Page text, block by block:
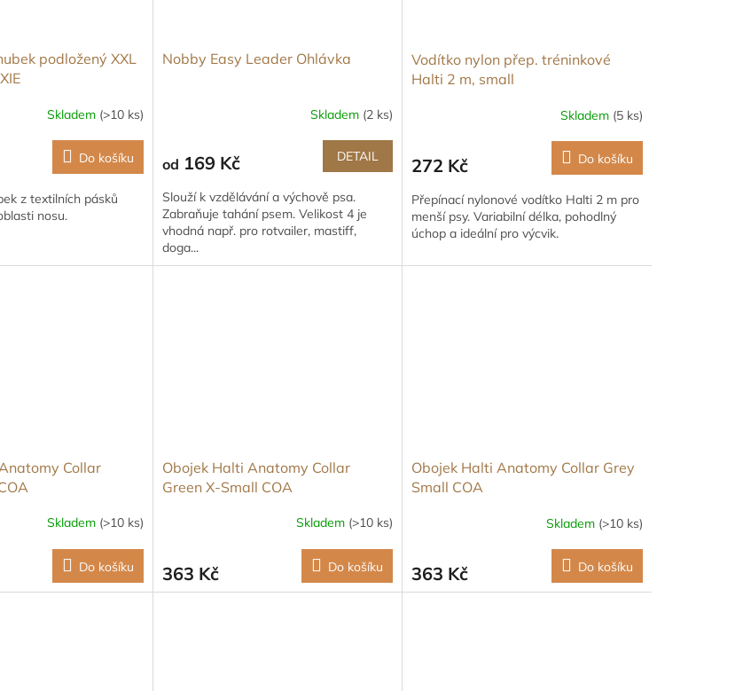
podložený XXL
Skladem (>10 ks)
Do košíku
z textilních pásků
nosu.
Nobby Easy Leader Ohlávka
Skladem (2 ks)
od 169 Kč DETAIL
Slouží k vzdělávání a výchově psa.
Zabraňuje tahání psem. Velikost 4 je
vhodná např. pro rotvailer, mastiff,
doga...
Vodítko nylon přep. tréninkové
Halti 2 m, small
Skladem (5 ks)
272 Kč Do košíku
Přepínací nylonové vodítko Halti 2 m pro
menší psy. Variabilní délka, pohodlný
úchop a ideální pro výcvik.
Collar
Skladem (>10 ks)
Do košíku
Obojek Halti Anatomy Collar
Green X-Small COA
Skladem (>10 ks)
363 Kč Do košíku
Obojek Halti Anatomy Collar Grey
Small COA
Skladem (>10 ks)
363 Kč Do košíku